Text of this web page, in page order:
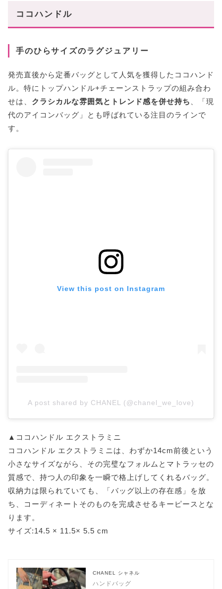
ココハンドル
手のひらサイズのラグジュアリー
発売直後から定番バッグとして人気を獲得したココハンド
ル。特にトップハンドル+チェーンストラップの組み合わ
せは、 クラシカルな雰囲気とトレンド感を併せ持ち
、「現
代のアイコンバッグ」とも呼ばれている注目のラインで
す。
View this post on Instagram
A post shared by CHANEL (@chanel_we_love)
▲ココハンドル エクストラミニ
ココハンドル エクストラミニは、わずか14cm前後という
小さなサイズながら、その完璧なフォルムとマトラッセの
質感で、持つ人の印象を一瞬で格上げしてくれるバッグ。
収納力は限られていても、「バッグ以上の存在感」を放
ち、コーディネートそのものを完成させるキーピースとな
ります。
サイズ:14.5 × 11.5× 5.5 cm
CHANEL シャネル
ハンドバッグ